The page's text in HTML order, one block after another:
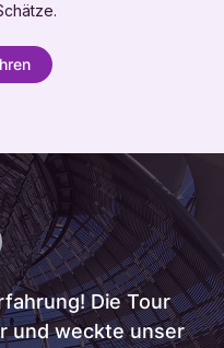
Die Tour
und weckte unser